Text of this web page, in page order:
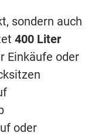
sondern auch
400 Liter
Einkäufe oder
oder